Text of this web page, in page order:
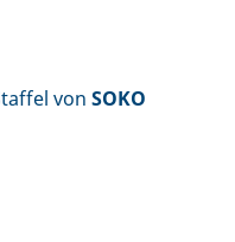
von SOKO